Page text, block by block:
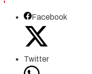
Facebook
Twitter